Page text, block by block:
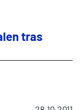
tras